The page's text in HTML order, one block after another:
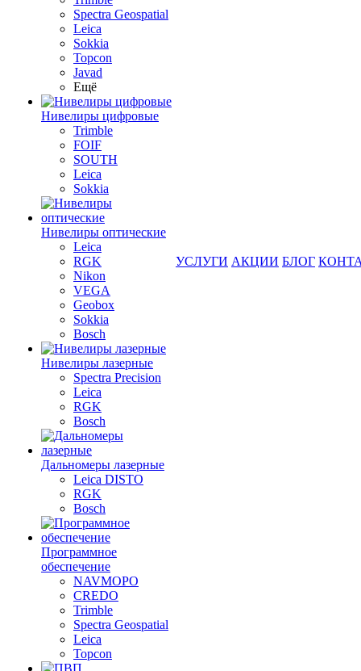
Spectra Geospatial
Leica
Sokkia
Topcon
Javad
Ещё
Нивелиры цифровые
Trimble
FOIF
SOUTH
Leica
Sokkia
Нивелиры оптические
Leica
RGK
Nikon
VEGA
Geobox
Sokkia
Bosch
Нивелиры лазерные
Spectra Precision
Leica
RGK
Bosch
Дальномеры лазерные
Leica DISTO
RGK
Bosch
Программное
обеспечение
NAVMOPO
CREDO
Trimble
Spectra Geospatial
Leica
Topcon
УСЛУГИ АКЦИИ БЛОГ